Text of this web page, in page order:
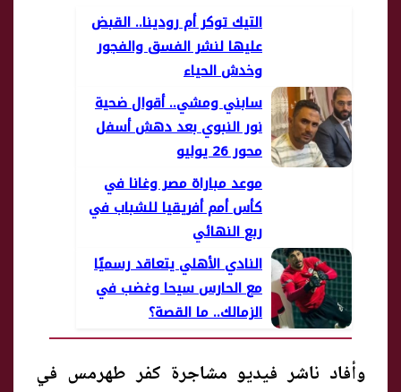
التيك توكر أم رودينا.. القبض
عليها لنشر الفسق والفجور
وخدش الحياء
سابني ومشي.. أقوال ضحية
نور النبوي بعد دهش أسفل
محور 26 يوليو
موعد مباراة مصر وغانا في
كأس أمم أفريقيا للشباب في
ربع النهائي
النادي الأهلي يتعاقد رسميًا
مع الحارس سيحا وغضب في
الزمالك.. ما القصة؟
وأفاد ناشر فيديو مشاجرة كفر طهرمس في